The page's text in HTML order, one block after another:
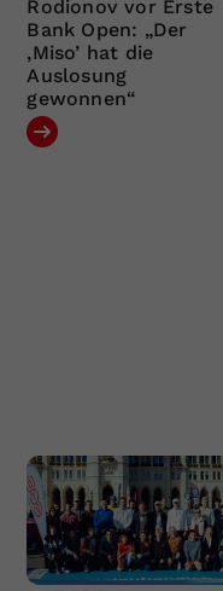
Rodionov vor Erste
Bank Open: „Der
‚Miso’ hat die
Auslosung
gewonnen“